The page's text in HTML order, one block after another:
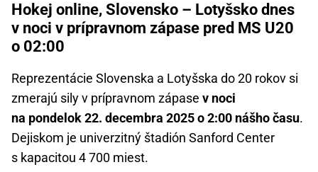
Hokej online, Slovensko – Lotyšsko dnes
v noci v prípravnom zápase pred MS U20
o 02:00
Reprezentácie Slovenska a Lotyšska do 20 rokov si
zmerajú sily v prípravnom zápase v noci
na pondelok 22. decembra 2025 o 2:00 nášho času.
Dejiskom je univerzitný štadión Sanford Center
s kapacitou 4 700 miest.